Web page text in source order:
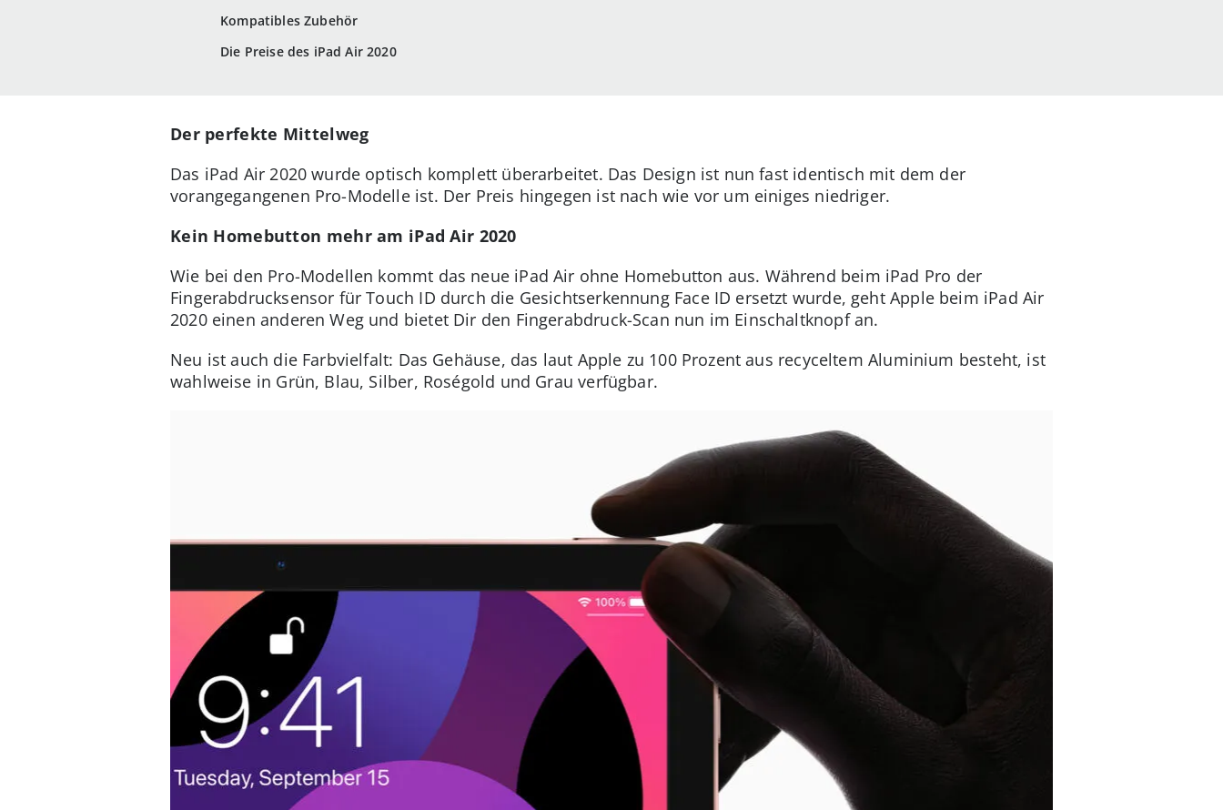
Kompatibles Zubehör
Die Preise des iPad Air 2020
Der perfekte Mittelweg
Das iPad Air 2020 wurde optisch komplett überarbeitet. Das Design ist nun fast identisch mit dem der
vorangegangenen Pro-Modelle ist. Der Preis hingegen ist nach wie vor um einiges niedriger.
Kein Homebutton mehr am iPad Air 2020
Wie bei den Pro-Modellen kommt das neue iPad Air ohne Homebutton aus. Während beim iPad Pro der
Fingerabdrucksensor für Touch ID durch die Gesichtserkennung Face ID ersetzt wurde, geht Apple beim iPad Air
2020 einen anderen Weg und bietet Dir den Fingerabdruck-Scan nun im Einschaltknopf an.
Neu ist auch die Farbvielfalt: Das Gehäuse, das laut Apple zu 100 Prozent aus recyceltem Aluminium besteht, ist
wahlweise in Grün, Blau, Silber, Roségold und Grau verfügbar.